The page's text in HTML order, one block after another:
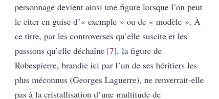
personnage devient ainsi une figure lorsque l’on peut
le citer en guise d’« exemple » ou de « modèle ». À
ce titre, par les controverses qu’elle suscite et les
passions qu’elle déchaîne 7 , la figure de
Robespierre, brandie ici par l’un de ses héritiers les
plus méconnus (Georges Laguerre), ne renverrait-elle
pas à la cristallisation d’une multitude de